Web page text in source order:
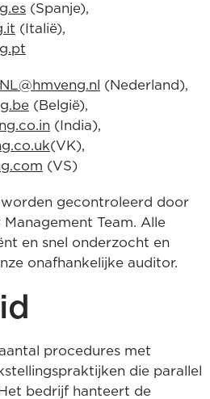
(Spanje),
(Italië),
(Nederland),
(België),
(India),
(VK),
(VS)
worden gecontroleerd door
Team. Alle
en snel onderzocht en
onafhankelijke auditor.
procedures met
die parallel
bedrijf hanteert de